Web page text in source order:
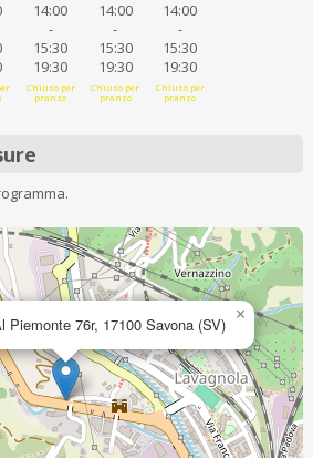
14:00
-
15:30
19:30
Chiuso per
pranzo
14:00
-
15:30
19:30
Chiuso per
pranzo
14:00
-
15:30
19:30
Chiuso per
pranzo
Piemonte 76r, 17100 Savona (SV) ×